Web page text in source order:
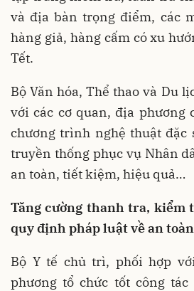
và địa bàn trọng điểm, các
hàng giả, hàng cấm có xu
Tết.
Bộ Văn hóa, Thể thao và Du
với các cơ quan, địa phương
chương trình nghệ thuật đặc
truyền thống phục vụ Nhân
an toàn, tiết kiệm, hiệu quả…
Tăng cường thanh tra, kiểm
quy định pháp luật về an
Bộ Y tế chủ trì, phối hợp
phương tổ chức tốt công